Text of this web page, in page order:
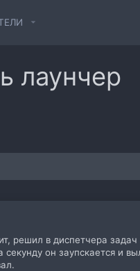
лаунчер
решил в диспетчера
он заупскается и